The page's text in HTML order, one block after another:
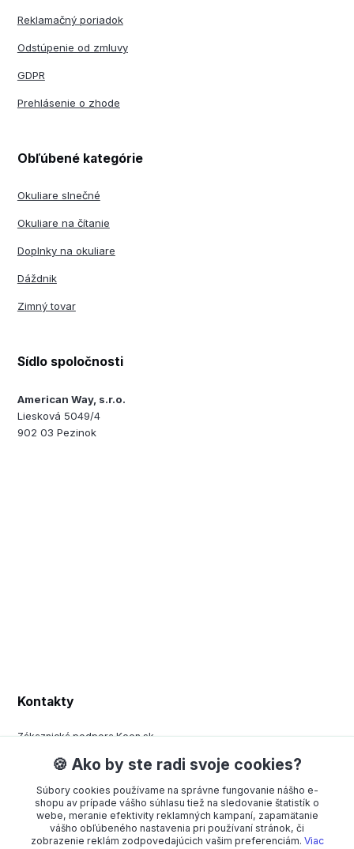
Reklamačný poriadok
Odstúpenie od zmluvy
GDPR
Prehlásenie o zhode
Obľúbené kategórie
Okuliare slnečné
Okuliare na čítanie
Doplnky na okuliare
Dáždnik
Zimný tovar
Sídlo spoločnosti
American Way, s.r.o.
Liesková 5049/4
902 03 Pezinok
Kontakty
Zákaznická podpora Keen.sk
+420 377 443 970
(Po-Pá, 8-15 hod.)
order@americanway.sk
🍪 Ako by ste radi svoje cookies?
Súbory cookies používame na správne fungovanie nášho e-
shopu av prípade vášho súhlasu tiež na sledovanie štatistík o
webe, meranie efektivity reklamných kampaní, zapamätanie
vášho obľúbeného nastavenia pri používaní stránok, či
zobrazenie reklám zodpovedajúcich vašim preferenciám. Viac